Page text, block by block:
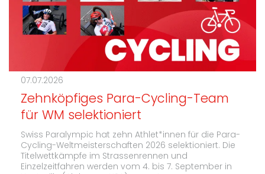
07.07.2026
Zehnköpfiges Para-Cycling-Team
für WM selektioniert
Swiss Paralympic hat zehn Athlet*innen für die Para-
Cycling-Weltmeisterschaften 2026 selektioniert. Die
Titelwettkämpfe im Strassenrennen und
Einzelzeitfahren werden vom 4. bis 7. September in